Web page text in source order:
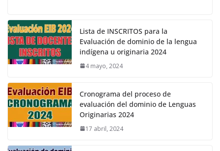
Lista de INSCRITOS para la
Evaluación de dominio de la lengua
indígena u originaria 2024
4 mayo, 2024
Cronograma del proceso de
evaluación del dominio de Lenguas
Originarias 2024
17 abril, 2024